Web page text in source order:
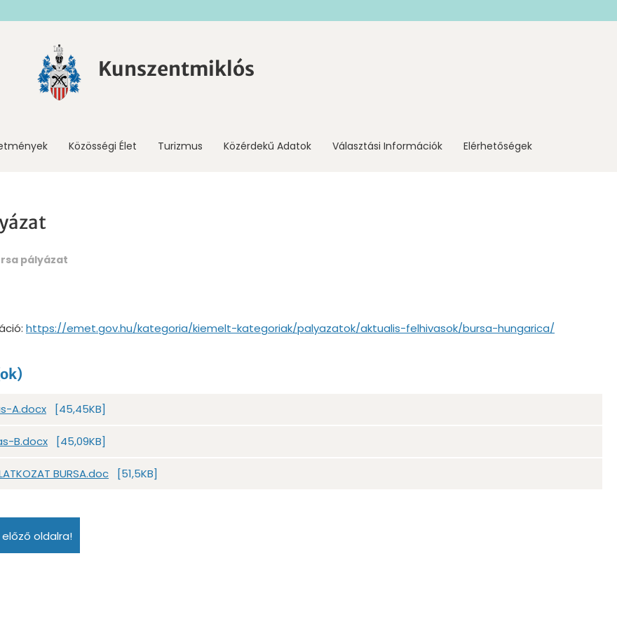
Kunszentmiklós
Közösségi Élet Turizmus Közérdekű Adatok Választási Információk Elérhetőségek
pályázat
https://emet.gov.hu/kategoria/kiemelt-kategoriak/palyazatok/aktualis-felhivasok/bursa-hungarica/
A.docx [45,45KB]
B.docx [45,09KB]
BURSA.doc [51,5KB]
oldalra!